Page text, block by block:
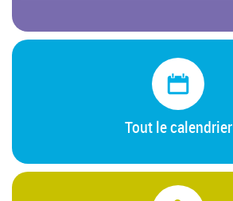
Tout le calendrier